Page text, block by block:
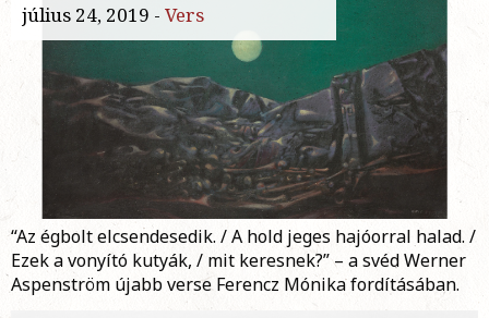
július 24, 2019 - Vers
“Az égbolt elcsendesedik. / A hold jeges hajóorral halad. /
Ezek a vonyító kutyák, / mit keresnek?” – a svéd Werner
Aspenström újabb verse Ferencz Mónika fordításában.